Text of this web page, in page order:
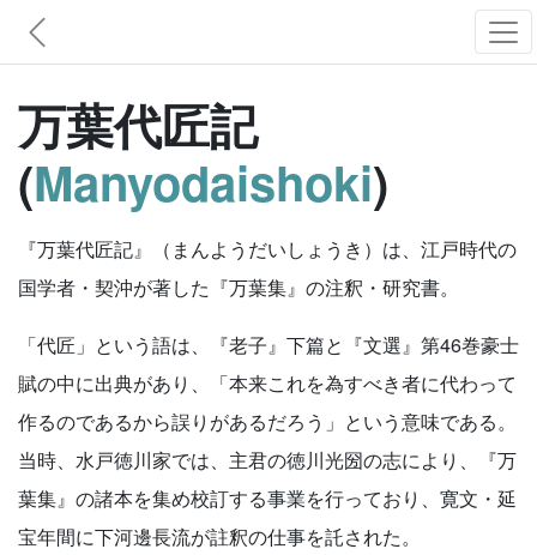
万葉代匠記
(Manyodaishoki)
『万葉代匠記』（まんようだいしょうき）は、江戸時代の
国学者・契沖が著した『万葉集』の注釈・研究書。
「代匠」という語は、『老子』下篇と『文選』第46巻豪士
賦の中に出典があり、「本来これを為すべき者に代わって
作るのであるから誤りがあるだろう」という意味である。
当時、水戸徳川家では、主君の徳川光圀の志により、『万
葉集』の諸本を集め校訂する事業を行っており、寛文・延
宝年間に下河邊長流が註釈の仕事を託された。